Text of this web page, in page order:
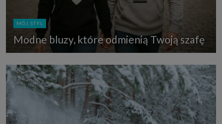
MÓJ STYL
Modne bluzy, które odmienią Twoją szafę